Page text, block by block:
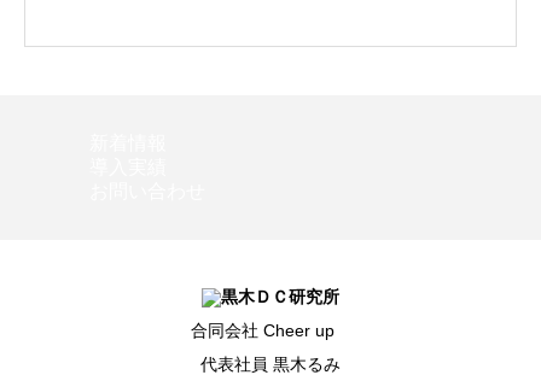
合同会社 Cheer up
代表社員 黒木るみ